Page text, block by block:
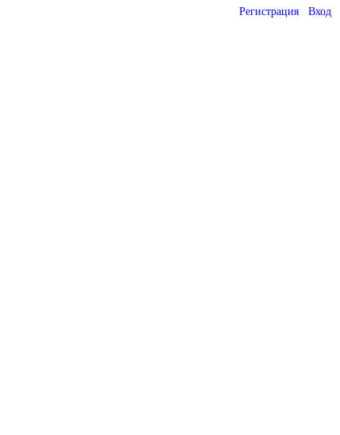
Регистрация Вход